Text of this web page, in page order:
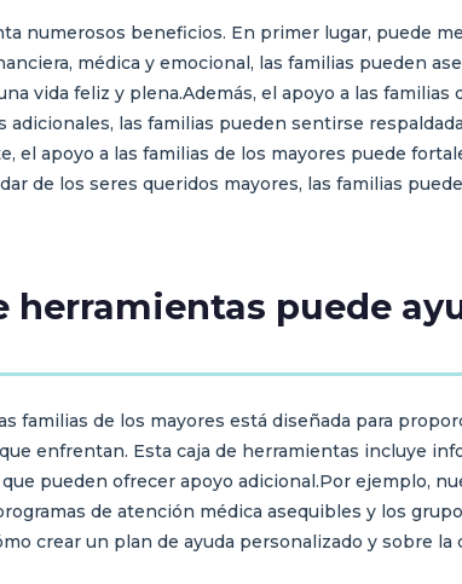
numerosos beneficios. En primer lugar, puede
médica y emocional, las familias pueden
vida feliz y plena.Además, el apoyo a las
las familias pueden sentirse
el apoyo a las familias de los mayores puede
de los seres queridos mayores, las familias
herramientas puede
familias de los mayores está diseñada para
enfrentan. Esta caja de herramientas incluye
pueden ofrecer apoyo adicional.Por ejemplo,
de atención médica asequibles y los
crear un plan de ayuda personalizado y sobre